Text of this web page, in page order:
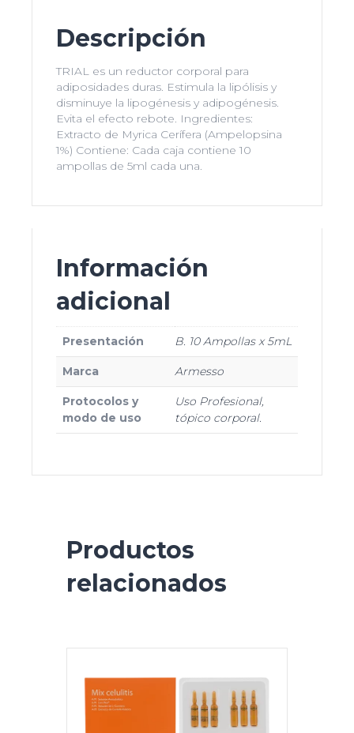
Descripción
TRIAL es un reductor corporal para
adiposidades duras. Estimula la lipólisis y
disminuye la lipogénesis y adipogénesis.
Evita el efecto rebote. Ingredientes:
Extracto de Myrica Cerífera (Ampelopsina
1%) Contiene: Cada caja contiene 10
ampollas de 5ml cada una.
Información
adicional
Presentación B. 10 Ampollas x 5mL
Marca Armesso
Protocolos y
modo de uso
Uso Profesional,
tópico corporal.
Productos
relacionados